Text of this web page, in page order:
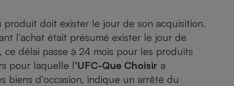
doit exister le jour de son acquisition.
l’achat était présumé exister le jour de
ce délai passe à 24 mois pour les produits
pour laquelle l’UFC-Que Choisir a
biens d’occasion, indique un arrêté du
Lave-vaisselle
Électricité - Gaz
Crème solaire